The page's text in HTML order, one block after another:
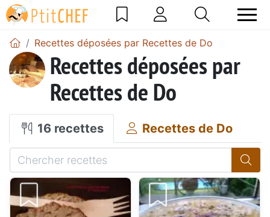
Recettes déposées par Recettes de Do
Recettes déposées par
Recettes de Do
16 recettes Recettes de Do